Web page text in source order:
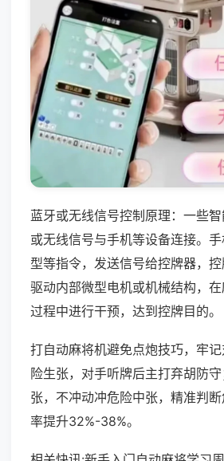
蓝牙或无线信号控制原理：一些
或无线信号与手机等设备连接。
型等指令，发送信号给控牌器，
驱动内部微型电机或机械结构，
过程中进行干预，达到控牌目的。
打自动麻将机避免点炮技巧，牢
险生张，对手听牌后主打弃胡防
张，不冲动冲危险中张，精准判
率提升32%-38%。